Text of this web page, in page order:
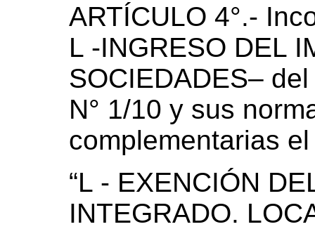
ARTÍCULO 4°.-
L -INGRESO DEL
SOCIEDADES–
N° 1/10 y sus
complementarias
“L - EXENCIÓN
INTEGRADO.